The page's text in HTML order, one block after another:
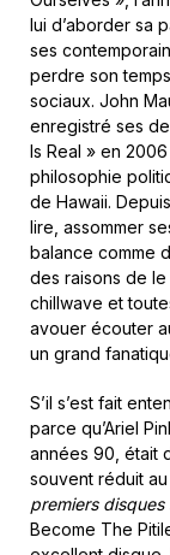
lui d’aborder sa
ses
perdre son
sociaux. John
enregistré ses
Is Real » en
philosophie
de Hawaii.
lire, assommer
balance comme
des raisons de
chillwave et
avouer écouter
un grand
S’il s’est fait
parce qu’Ariel
années 90, était
souvent réduit
premiers disques
Become The